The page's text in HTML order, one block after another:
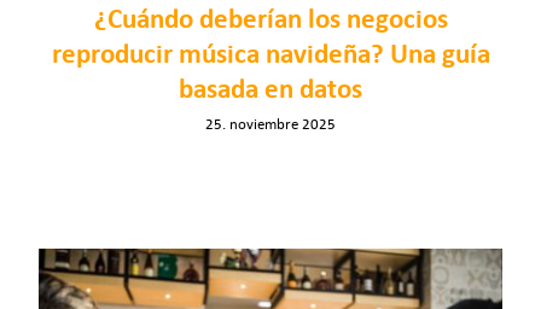
¿Cuándo deberían los negocios
reproducir música navideña? Una guía
basada en datos
25. noviembre 2025